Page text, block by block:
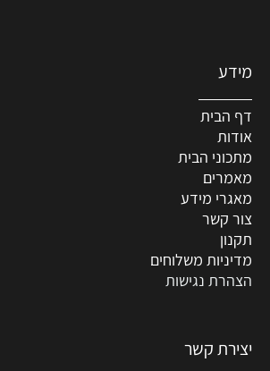
מידע
דף הבית
אודות
מתכוני הבית
מאמרים
מאגרי מידע
צור קשר
תקנון
מדיניות משלוחים
הצהרת נגישות
יצירת קשר